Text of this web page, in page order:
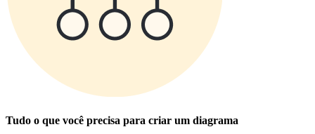
Tudo o que você precisa para criar um diagrama